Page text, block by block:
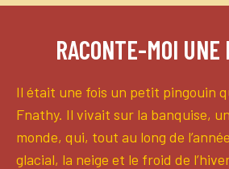
RACONTE-MOI UNE
Il était une fois un petit pingouin
Fnathy. Il vivait sur la banquise,
monde, qui, tout au long de
glacial, la neige et le froid de